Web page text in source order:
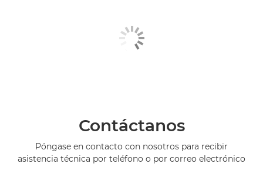
Contáctanos
Póngase en contacto con nosotros para recibir
asistencia técnica por teléfono o por correo electrónico